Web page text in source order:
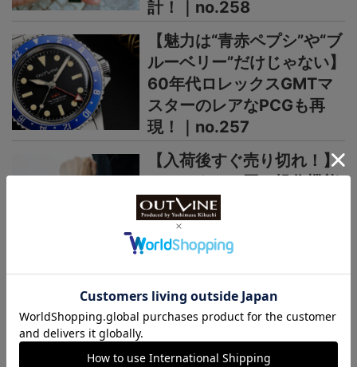
計！｜no.258
【魅力は“青赤ペプシ”や“ブ
ルーベリー”だけじゃない】
60年代ロレックスGMTマ
スターのレアなPCGも再
現！｜no.257
【入荷後すぐ売り切れ！】
ロレックスと同じ操作機能
で8万円の日本製GMT時計
がヨーロッパで高く評価さ
れるワケ｜no.256
＞＞＞もっと見る
日本未上陸ブランド
まるで夜空、パープルの多層文字盤